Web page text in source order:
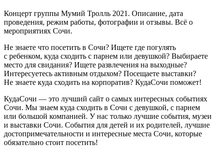
Концерт группы Мумий Тролль 2021. Описание, дата
проведения, режим работы, фотографии и отзывы. Всё о
мероприятиях Сочи.
Не знаете что посетить в Сочи? Ищете где погулять
с ребенком, куда сходить с парнем или девушкой? Выбираете
место для свидания? Ищете развлечения на выходные?
Интересуетесь активным отдыхом? Посещаете выставки?
Не знаете куда сходить на корпоратив? КудаСочи поможет!
КудаСочи — это лучший сайт о самых интересных событиях
Сочи. Мы знаем куда сходить в Сочи с девушкой, с парнем
или большой компанией. У нас только лучшие события, музеи
и выставки Сочи. События для детей и их родителей, лучшие
достопримечательности и интересные места Сочи, которые
обязательно стоит посетить!